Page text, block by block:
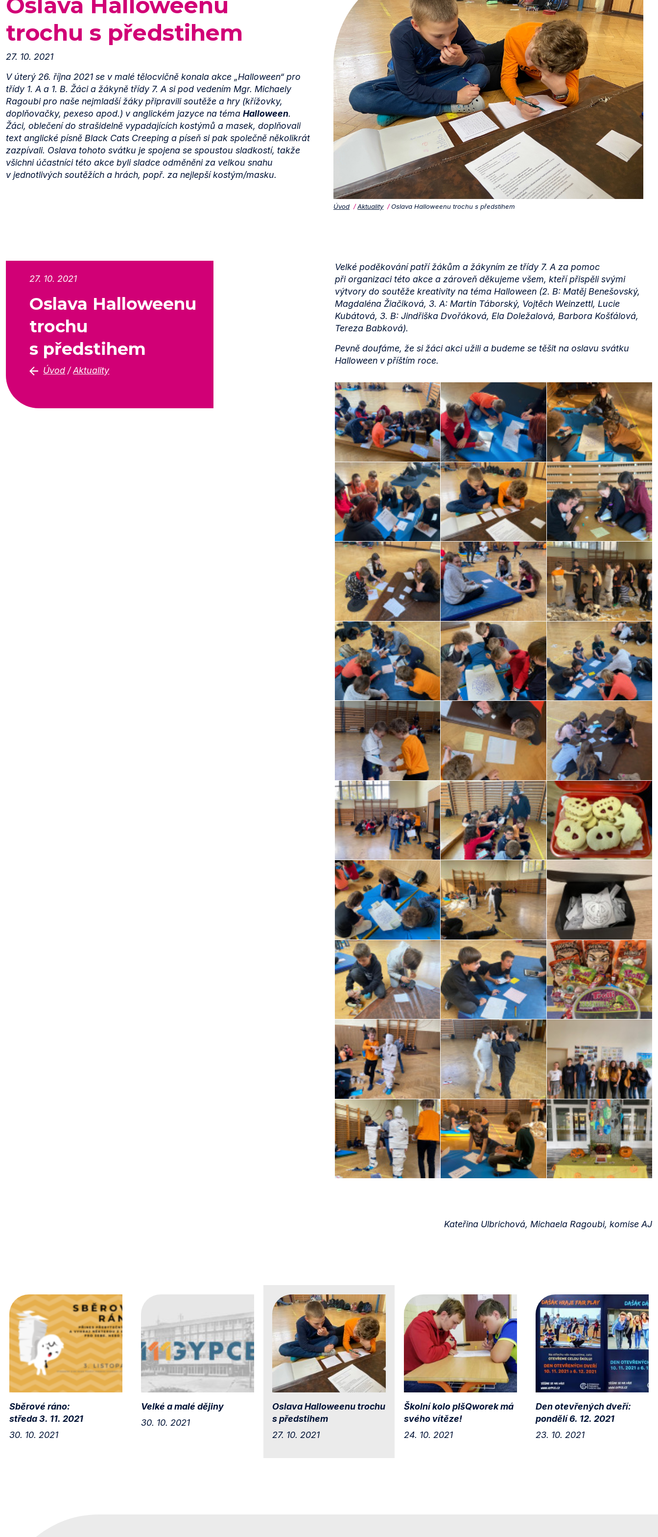
trochu s předstihem
27. 10. 2021
V úterý 26. října 2021 se v malé tělocvičně konala akce „Halloween“ pro
třídy 1. A a 1. B. Žáci a žákyně třídy 7. A si pod vedením Mgr. Michaely
Ragoubi pro naše nejmladší žáky připravili soutěže a hry (křížovky,
doplňovačky, pexeso apod.) v anglickém jazyce na téma Halloween.
Žáci, oblečení do strašidelně vypadajících kostýmů a masek, doplňovali
text anglické písně Black Cats Creeping a píseň si pak společně několikrát
zazpívali. Oslava tohoto svátku je spojena se spoustou sladkostí, takže
všichni účastníci této akce byli sladce odměněni za velkou snahu
v jednotlivých soutěžích a hrách, popř. za nejlepší kostým/masku.
Úvod Aktuality Oslava Halloweenu trochu s předstihem
27. 10. 2021
Oslava Halloweenu
trochu
s předstihem
Úvod /Aktuality
Velké poděkování patří žákům a žákyním ze třídy 7. A za pomoc
při organizaci této akce a zároveň děkujeme všem, kteří přispěli svými
výtvory do soutěže kreativity na téma Halloween (2. B: Matěj Benešovský,
Magdaléna Žiačiková, 3. A: Martin Táborský, Vojtěch Weinzettl, Lucie
Kubátová, 3. B: Jindřiška Dvořáková, Ela Doležalová, Barbora Košťálová,
Tereza Babková).
Pevně doufáme, že si žáci akci užili a budeme se těšit na oslavu svátku
Halloween v příštím roce.
Kateřina Ulbrichová, Michaela Ragoubi, komise AJ
Sběrové ráno:
středa 3. 11. 2021
30. 10. 2021
Velké a malé dějiny
30. 10. 2021
Oslava Halloweenu trochu
s předstihem
27. 10. 2021
Školní kolo pIšQworek má
svého vítěze!
24. 10. 2021
Den otevřených dveří:
pondělí 6. 12. 2021
23. 10. 2021